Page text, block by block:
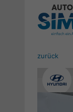
zurück